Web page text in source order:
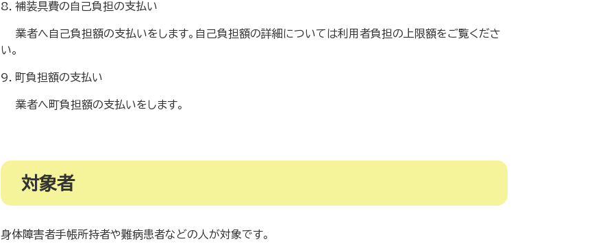
8．補装具費の自己負担の支払い
業者へ自己負担額の支払いをします。自己負担額の詳細については利用者負担の上限額をご覧くださ
い。
9．町負担額の支払い
業者へ町負担額の支払いをします。
対象者
身体障害者手帳所持者や難病患者などの人が対象です。